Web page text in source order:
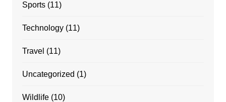
Sports(11)
Technology(11)
Travel (11)
Uncategorized (1)
Wildlife(10)